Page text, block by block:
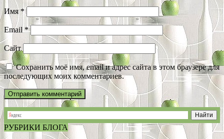
Имя*
Email*
Сайт
Сохранить моё имя, email и адрес сайта в этом браузере для
последующих моих комментариев.
РУБРИКИ БЛОГА